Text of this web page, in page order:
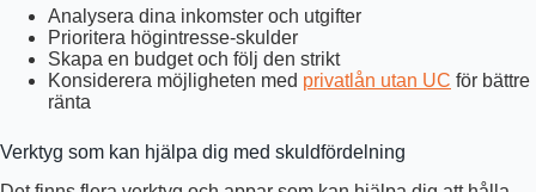
Analysera dina inkomster och utgifter
Prioritera högintresse-skulder
Skapa en budget och följ den strikt
Konsiderera möjligheten med privatlån utan UC för bättre
ränta
Verktyg som kan hjälpa dig med skuldfördelning